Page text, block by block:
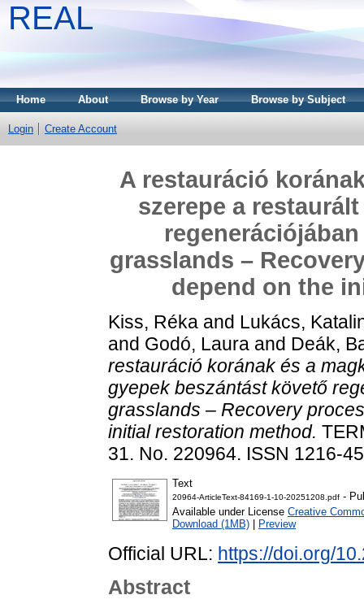
REAL
Home About Browse by Year Browse by Subject
Login Create Account
A restauráció
szerepe a
grasslands –
depend on the
Kiss, Réka and Lukács,
and Godó, Laura and Deák,
restauráció korának és a
gyepek beszántást követő
grasslands – Recovery
initial restoration method.
31. No. 220964. ISSN 1216-
Text
20964-ArticleText-84169-1-10-20251208.pdf -
Available under License Creative
Download (1MB)
Preview
Official URL: https://doi.org/
Abstract